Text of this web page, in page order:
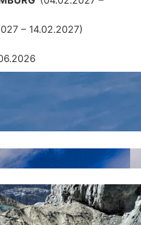
– 14.02.2027)